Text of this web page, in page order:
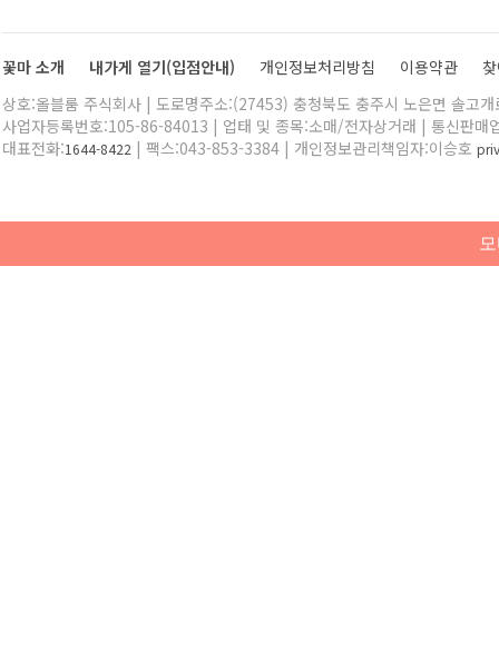
꽃마 소개 내가게 열기(입점안내) 개인정보처리방침 이용약관
상호:올블룸 주식회사 | 도로명주소:(27453) 충청북도 충주시 노은면 솔고
사업자등록번호:105-86-84013 | 업태 및 종목:소매/전자상거래 | 통신판매
대표전화:1644-8422 | 팩스:043-853-3384 | 개인정보관리책임자:이승호